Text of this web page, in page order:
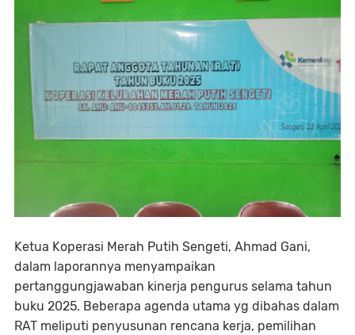
Ketua Koperasi Merah Putih Sengeti, Ahmad Gani,
dalam laporannya menyampaikan
pertanggungjawaban kinerja pengurus selama tahun
buku 2025. Beberapa agenda utama yg dibahas dalam
RAT meliputi penyusunan rencana kerja, pemilihan